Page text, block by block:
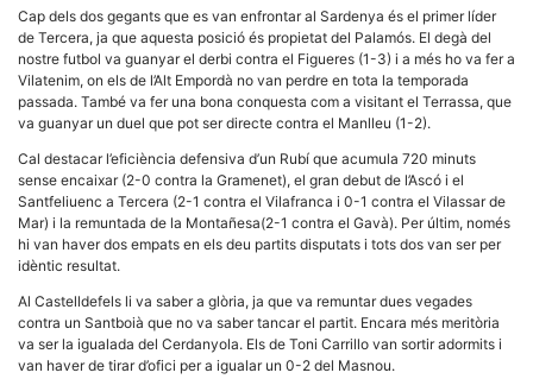
Cap dels dos gegants que es van enfrontar al Sardenya és el primer líder
de Tercera, ja que aquesta posició és propietat del Palamós. El degà del
nostre futbol va guanyar el derbi contra el Figueres (1-3) i a més ho va fer a
Vilatenim, on els de l’Alt Empordà no van perdre en tota la temporada
passada. També va fer una bona conquesta com a visitant el Terrassa, que
va guanyar un duel que pot ser directe contra el Manlleu (1-2).
Cal destacar l’eficiència defensiva d’un Rubí que acumula 720 minuts
sense encaixar (2-0 contra la Gramenet), el gran debut de l’Ascó i el
Santfeliuenc a Tercera (2-1 contra el Vilafranca i 0-1 contra el Vilassar de
Mar) i la remuntada de la Montañesa(2-1 contra el Gavà). Per últim, només
hi van haver dos empats en els deu partits disputats i tots dos van ser per
idèntic resultat.
Al Castelldefels li va saber a glòria, ja que va remuntar dues vegades
contra un Santboià que no va saber tancar el partit. Encara més meritòria
va ser la igualada del Cerdanyola. Els de Toni Carrillo van sortir adormits i
van haver de tirar d’ofici per a igualar un 0-2 del Masnou.
nostre lloc web
emmagatzemen
dades en el seu
dispositiu que
permeten que el
lloc funcioni tan
bé com sigui
possible. Si
rebutja
aquestes
cookies
algunes
funcionalitats
desapareixeran
del lloc web.
Màrqueting
En compartir
els teus